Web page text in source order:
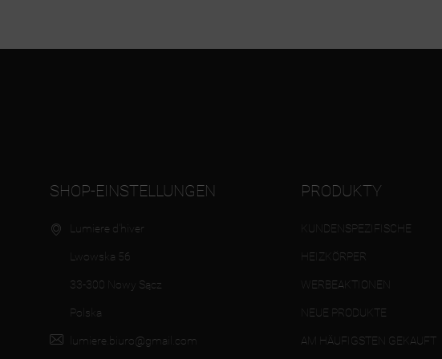
SHOP-EINSTELLUNGEN
Lumiere d'hiver
Lwowska 56
33-300 Nowy Sącz
Polska
lumiere.biuro@gmail.com
PRODUKTY
KUNDENSPEZIFISCHE
HEIZKÖRPER
WERBEAKTIONEN
NEUE PRODUKTE
AM HÄUFIGSTEN GEKAUFT